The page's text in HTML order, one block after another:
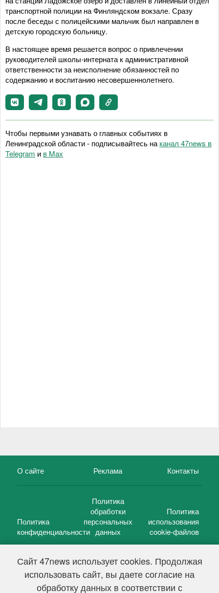
Сайт 47news использует cookies. Продолжая
использовать сайт, вы даете согласие на
обработку данных в соответствии с
транспортной полиции на Финляндском вокзале. Сразу
после беседы с полицейскими мальчик был направлен в
детскую городскую больницу.
В настоящее время решается вопрос о привлечении
руководителей школы-интерната к административной
ответственности за неисполнение обязанностей по
содержанию и воспитанию несовершеннолетнего.
Чтобы первыми узнавать о главных событиях в
Ленинградской области - подписывайтесь на канал 47news в
Telegram и в Maх
О сайте Реклама Контакты
Политика
конфиденциальности
Политика
обработки
персональных
данных
Политика
использования
cookie-файлов
47 новостей (47 news)2005 — 2026 г.
Свидетельство о регистрации СМИ Эл № ФС 77-39848, выдано